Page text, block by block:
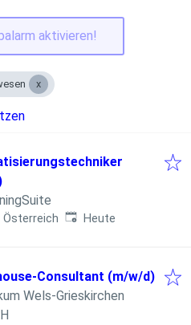
aktivieren!
Österreich Veröffentlicht
Heute
Consultant (m/w/d)
Wels-Grieskirchen